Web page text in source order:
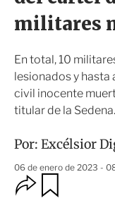
militares
En total, 10
lesionados y hasta
civil inocente
titular de la Sedena.
Por: Excélsior
06 de enero de 2023 -
O
p